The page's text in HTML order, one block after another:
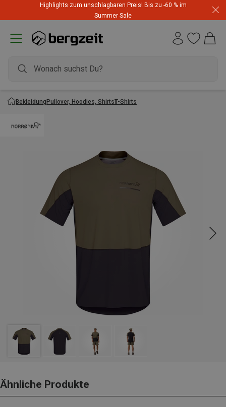
Highlights zum unschlagbaren Preis! Bis zu -60 % im
Summer Sale
BekleidungPullover, Hoodies, ShirtsT-Shirts
Ähnliche Produkte